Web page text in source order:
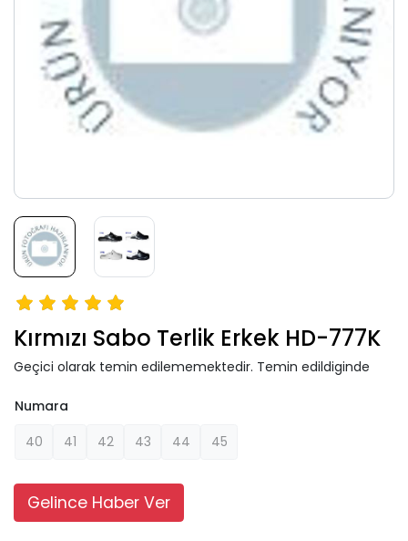
Kırmızı Sabo Terlik Erkek HD-777K
Geçici olarak temin edilememektedir. Temin edildiginde
Numara
40
41 42 43 44 45
Gelince Haber Ver